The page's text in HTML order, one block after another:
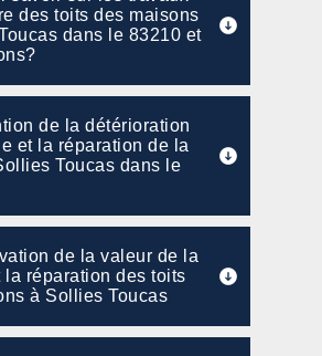
des toits des maisons
dans le 83210 et
de la détérioration
et la réparation de la
Toucas dans le
de la valeur de la
la réparation des toits
à Sollies Toucas